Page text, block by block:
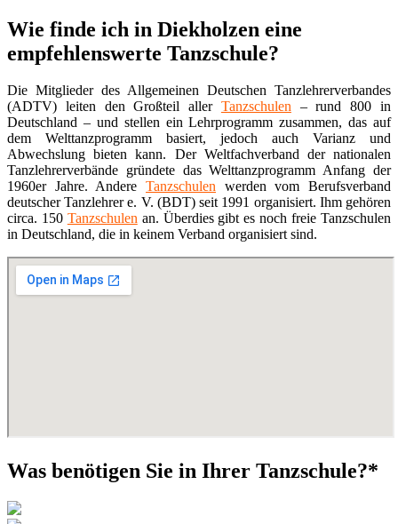
Wie finde ich in Diekholzen eine
empfehlenswerte Tanzschule?
Die Mitglieder des Allgemeinen Deutschen Tanzlehrerverbandes
(ADTV) leiten den Großteil aller Tanzschulen– rund 800 in
Deutschland – und stellen ein Lehrprogramm zusammen, das auf
dem Welttanzprogramm basiert, jedoch auch Varianz und
Abwechslung bieten kann. Der Weltfachverband der nationalen
Tanzlehrerverbände gründete das Welttanzprogramm Anfang der
1960er Jahre. Andere Tanzschulen werden vom Berufsverband
deutscher Tanzlehrer e. V. (BDT) seit 1991 organisiert. Ihm gehören
circa. 150 Tanzschulenan. Überdies gibt es noch freie Tanzschulen
in Deutschland, die in keinem Verband organisiert sind.
Was benötigen Sie in Ihrer Tanzschule?*